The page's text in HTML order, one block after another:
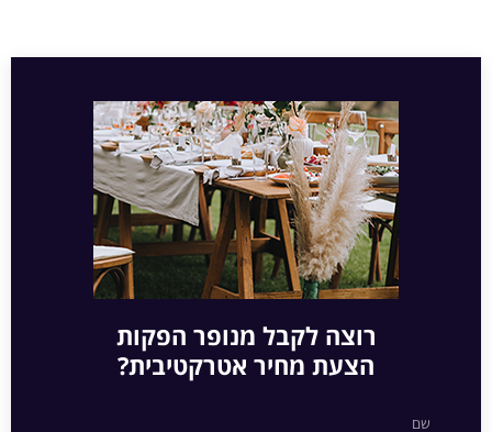
רוצה לקבל מנופר הפקות
הצעת מחיר אטרקטיבית?